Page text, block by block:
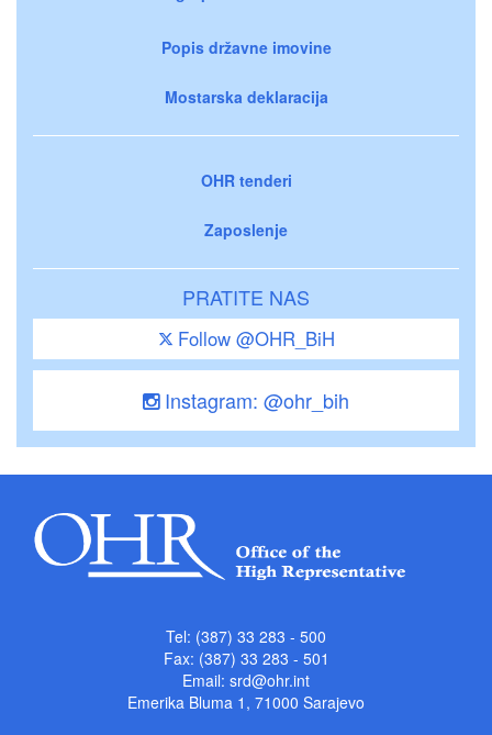
Popis državne imovine
Mostarska deklaracija
OHR tenderi
Zaposlenje
PRATITE NAS
Follow @OHR_BiH
Instagram: @ohr_bih
Tel: (387) 33 283 - 500
Fax: (387) 33 283 - 501
Email: srd@ohr.int
Emerika Bluma 1, 71000 Sarajevo